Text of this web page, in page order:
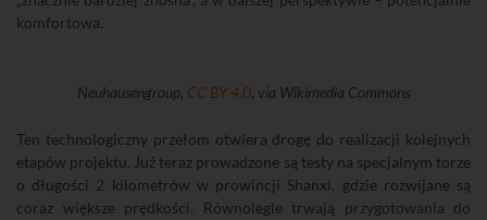
komfortowa.
Neuhausengroup, CC BY 4.0, via Wikimedia Commons
Ten technologiczny przełom otwiera drogę do realizacji kolejnych
etapów projektu. Już teraz prowadzone są testy na specjalnym torze
o długości 2 kilometrów w prowincji Shanxi, gdzie rozwijane są
coraz większe prędkości. Równolegle trwają przygotowania do